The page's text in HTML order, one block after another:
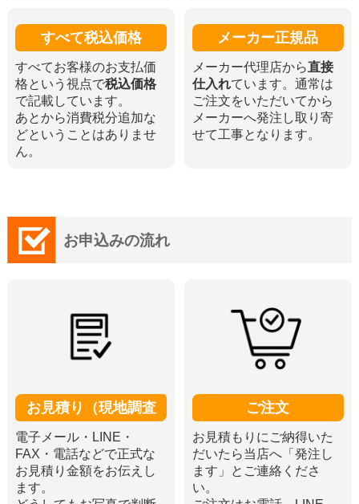
すべて税込価格
すべてお客様のお支払価
格という視点で税込価格
で記載しています。
あとから消費税分追加な
どということはありませ
ん。
メーカー正規品
メーカー代理店から直接
仕入れています。通常は
ご注文をいただいてから
メーカーへ発注し取り寄
せて工事となります。
お申込みの流れ
お見積り（現地調査
電子メール・LINE・
FAX・電話などで正式な
お見積り金額をお伝えし
ます。
ご注文
お見積もりにご納得いた
だいたら当店へ「発注し
ます」とご連絡くださ
い。